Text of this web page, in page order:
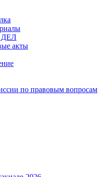
акты
по правовым вопросам